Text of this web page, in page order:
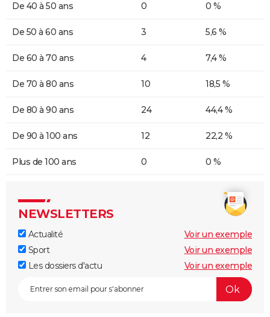
De 40 à 50 ans 0 0 %
De 50 à 60 ans 3 5,6 %
De 60 à 70 ans 4 7,4 %
De 70 à 80 ans 10 18,5 %
De 80 à 90 ans 24 44,4 %
De 90 à 100 ans 12 22,2 %
Plus de 100 ans 0 0 %
NEWSLETTERS
Actualité
Voir un exemple
Sport
Voir un exemple
Les dossiers d'actu
Voir un exemple